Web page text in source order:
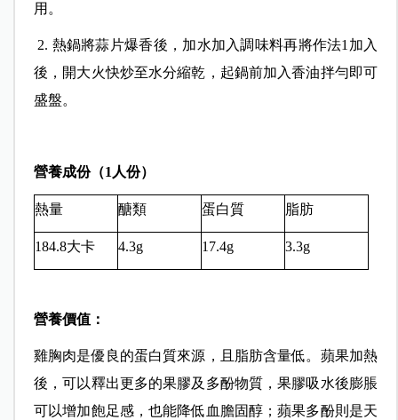
用。
2. 熱鍋將蒜片爆香後，加水加入調味料再將作法1加入
後，開大火快炒至水分縮乾，起鍋前加入香油拌勻即可
盛盤。
營養成份（1人份）
熱量 醣類 蛋白質 脂肪
184.8大卡 4.3g 17.4g 3.3g
營養價值：
雞胸肉是優良的蛋白質來源，且脂肪含量低。蘋果加熱
後，可以釋出更多的果膠及多酚物質，果膠吸水後膨脹
可以增加飽足感，也能降低血膽固醇；蘋果多酚則是天